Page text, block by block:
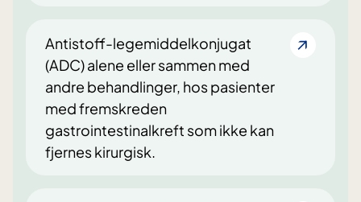
Antistoff-legemiddelkonjugat
(ADC) alene eller sammen med
andre behandlinger, hos pasienter
med fremskreden
gastrointestinalkreft som ikke kan
fjernes kirurgisk.